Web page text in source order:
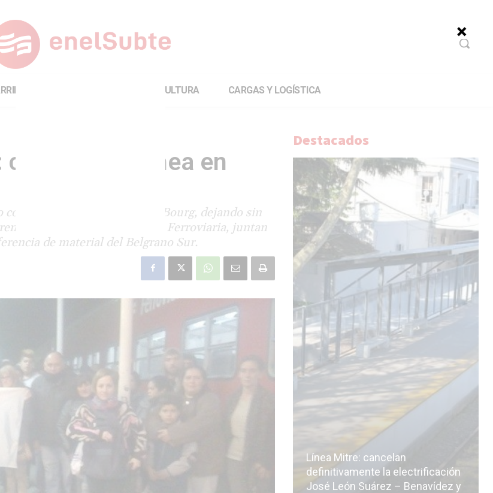
CULTURA CARGAS Y LOGÍSTICA
cortarían la línea en
los servicios en Grand Bourg, dejando sin
La Fraternidad y Unión Ferroviaria, juntan
de material del Belgrano Sur.
Destacados
sector privado por
Línea Mitre: dieron oficialmente
Línea Mitre: cancelan
definitivamente la electrificación
José León Suárez – Benavídez y